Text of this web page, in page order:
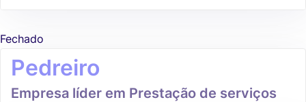
Fechado
Pedreiro
Empresa líder em Prestação de serviços